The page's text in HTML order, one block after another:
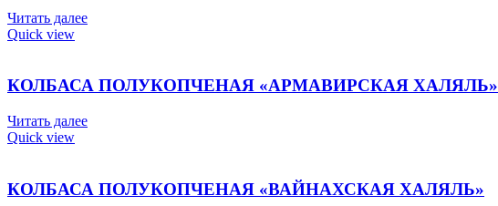
Читать далее
Quick view
КОЛБАСА ПОЛУКОПЧЕНАЯ «АРМАВИРСКАЯ ХАЛЯЛЬ»
Читать далее
Quick view
КОЛБАСА ПОЛУКОПЧЕНАЯ «ВАЙНАХСКАЯ ХАЛЯЛЬ»